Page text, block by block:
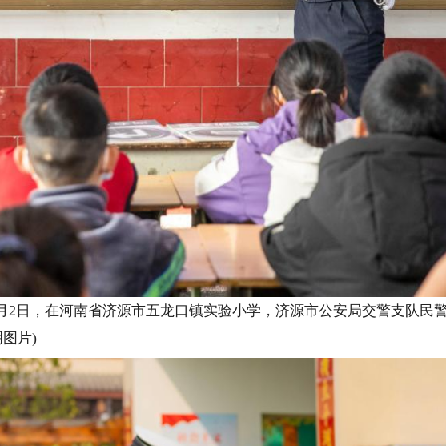
，在河南省济源市五龙口镇实验小学，济源市公安局交警支队民警
图片)